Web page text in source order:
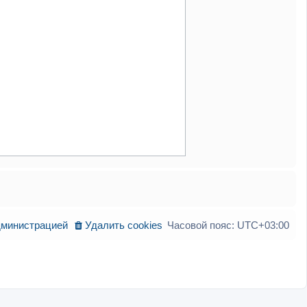
Часовой пояс: UTC+03:00
Удалить cookies